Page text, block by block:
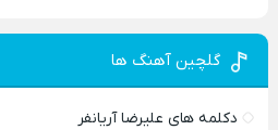
گلچین آهنگ ها
دکلمه های علیرضا آریانفر